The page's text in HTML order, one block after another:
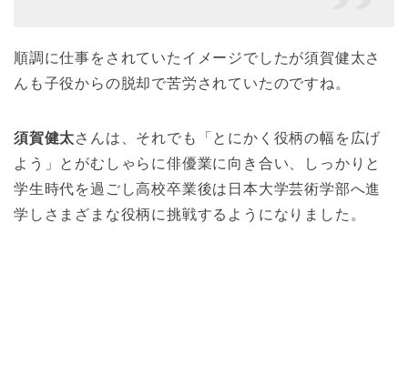
順調に仕事をされていたイメージでしたが須賀健太さ
んも子役からの脱却で苦労されていたのですね。
須賀健太さんは、それでも「とにかく役柄の幅を広げ
よう」とがむしゃらに俳優業に向き合い、しっかりと
学生時代を過ごし高校卒業後は日本大学芸術学部へ進
学しさまざまな役柄に挑戦するようになりました。